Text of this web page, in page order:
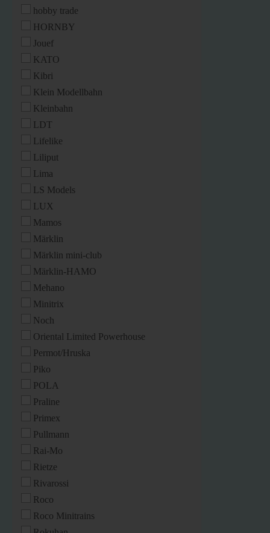
hobby trade
HORNBY
Jouef
KATO
Kibri
Klein Modellbahn
Kleinbahn
LDT
Lifelike
Liliput
Lima
LS Models
LUX
Mamos
Märklin
Märklin mini-club
Märklin-HAMO
Mehano
Minitrix
Noch
Oriental Limited Powerhouse
Permot/Hruska
Piko
POLA
Praline
Primex
Pullmann
Rai-Mo
Rietze
Rivarossi
Roco
Roco Minitrains